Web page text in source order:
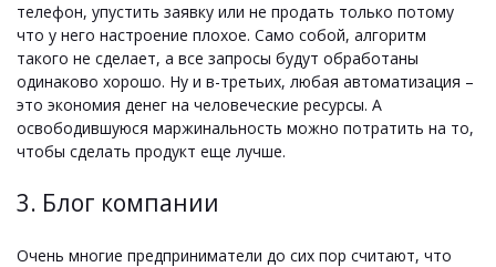
телефон, упустить заявку или не продать только потому
что у него настроение плохое. Само собой, алгоритм
такого не сделает, а все запросы будут обработаны
одинаково хорошо. Ну и в-третьих, любая автоматизация –
это экономия денег на человеческие ресурсы. А
освободившуюся маржинальность можно потратить на то,
чтобы сделать продукт еще лучше.
3. Блог компании
Очень многие предприниматели до сих пор считают, что